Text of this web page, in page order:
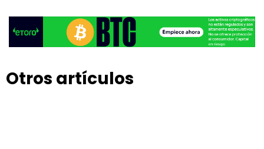
Otros artículos